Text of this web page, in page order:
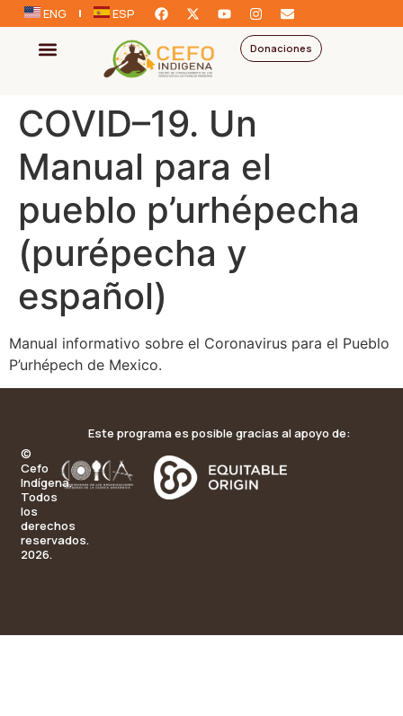
ENG ESP
Donaciones
COVID–19. Un
Manual para el
pueblo p’urhépecha
(purépecha y
español)
Manual informativo sobre el Coronavirus para el Pueblo
P’urhépech de Mexico.
©
Cefo
Indígena.
Todos
los
derechos
reservados.
2026.
Este programa es posible gracias al apoyo de: